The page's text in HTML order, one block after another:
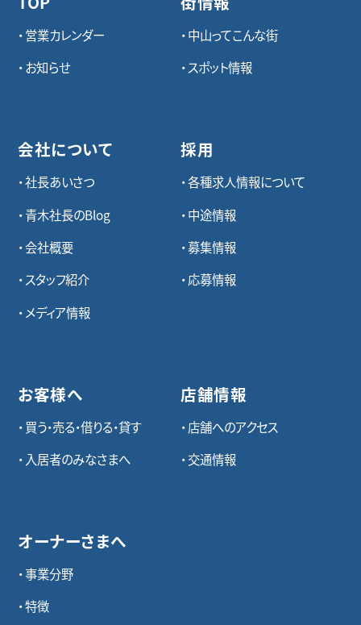
営業カレンダー
お知らせ
会社について
社長あいさつ
青木社長のBlog
会社概要
スタッフ紹介
メディア情報
お客様へ
買う・売る・借りる・貸す
入居者のみなさまへ
オーナーさまへ
事業分野
特徴
中山ってこんな街
スポット情報
採用
各種求⼈情報について
中途情報
募集情報
応募情報
店舗情報
店舗へのアクセス
交通情報